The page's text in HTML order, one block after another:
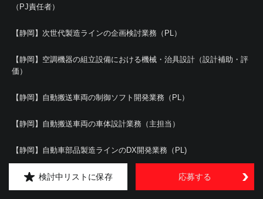
（PJ責任者）
【静岡】次世代製造ラインの企画検討業務（PL）
【静岡】空調機器の組立設備における機械・治具設計（設計補助・評
価）
【静岡】自動搬送車両の制御ソフト開発業務（PL）
【静岡】自動搬送車両の車体設計業務（主担当）
【静岡】自動車部品製造ラインのDX開発業務（PL)
【静岡】車載電子機器の新規開発における基板回路設計業務（PL）
検討中リストに保存 応募する